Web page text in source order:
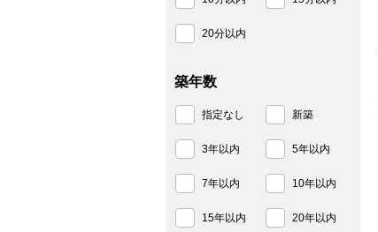
20分以内
築年数
指定なし 新築
3年以内 5年以内
7年以内 10年以内
15年以内 20年以内